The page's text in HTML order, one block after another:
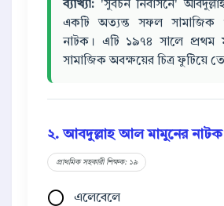
ব্যাখ্যা: 'সুবচন নির্বাসনে'
একটি অত্যন্ত সফল সামাজিক
নাটক। এটি ১৯৭৪ সালে প্রথম
সামাজিক অবক্ষয়ের চিত্র ফুটিয়ে
২. আবদুল্লাহ আল মামুনের
প্রাথমিক সহকারী শিক্ষক: ১৯
এলেবেলে